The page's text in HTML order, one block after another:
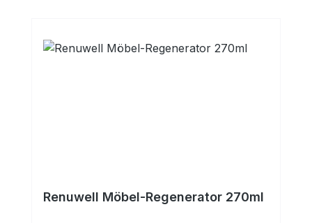
Renuwell Möbel-Regenerator 270ml